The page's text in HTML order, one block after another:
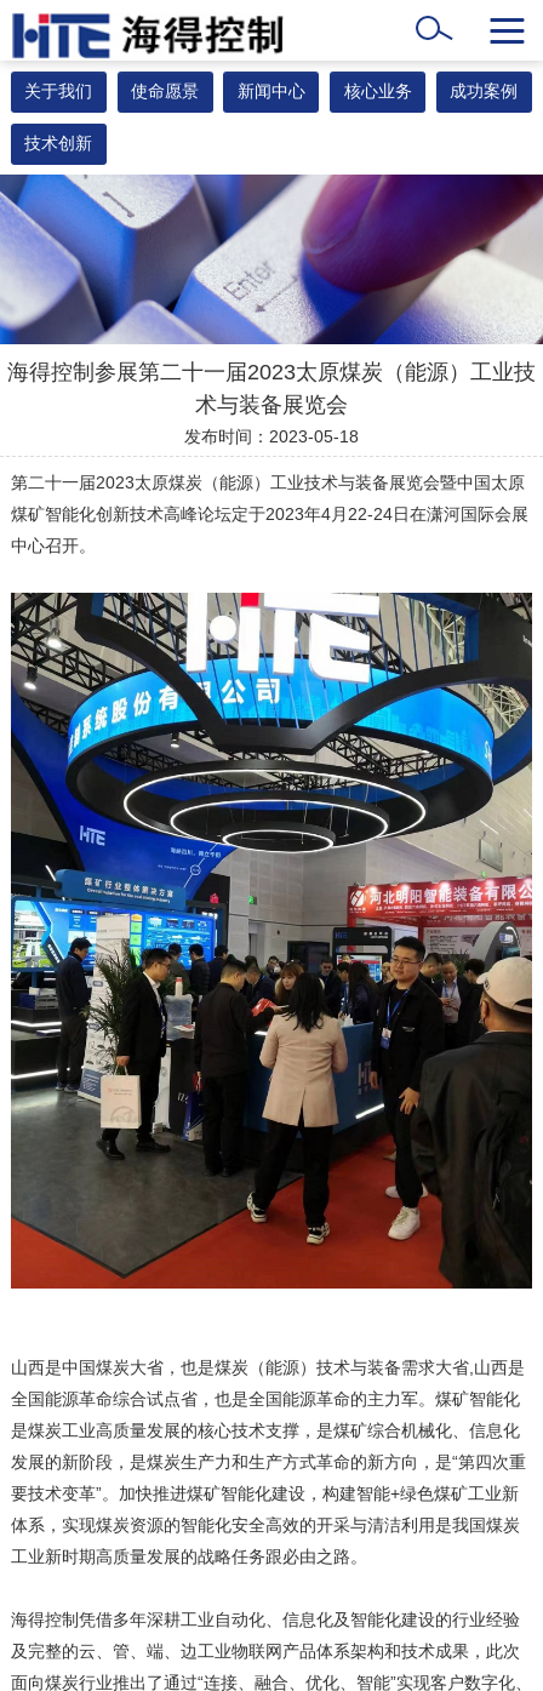
关于我们 使命愿景 新闻中心 核心业务 成功案例
技术创新
海得控制参展第二十一届2023太原煤炭（能源）工业技
术与装备展览会
发布时间：2023-05-18
第二十一届2023太原煤炭（能源）工业技术与装备展览会暨中国太原
煤矿智能化创新技术高峰论坛定于2023年4月22-24日在潇河国际会展
中心召开。
山西是中国煤炭大省，也是煤炭（能源）技术与装备需求大省,山西是
全国能源革命综合试点省，也是全国能源革命的主力军。煤矿智能化
是煤炭工业高质量发展的核心技术支撑，是煤矿综合机械化、信息化
发展的新阶段，是煤炭生产力和生产方式革命的新方向，是“第四次重
要技术变革”。加快推进煤矿智能化建设，构建智能+绿色煤矿工业新
体系，实现煤炭资源的智能化安全高效的开采与清洁利用是我国煤炭
工业新时期高质量发展的战略任务跟必由之路。
海得控制凭借多年深耕工业自动化、信息化及智能化建设的行业经验
及完整的云、管、端、边工业物联网产品体系架构和技术成果，此次
面向煤炭行业推出了通过“连接、融合、优化、智能”实现客户数字化、